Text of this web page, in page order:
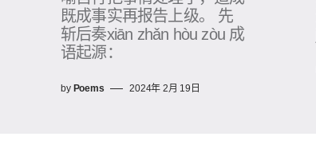
既成事实再报告上级。 先
斩后奏xiān zhǎn hòu zòu 成
语起源：
by Poems 2024年 2月 19日